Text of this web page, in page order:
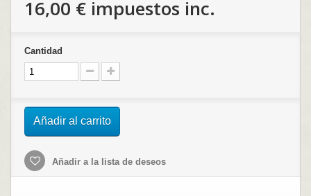
16,00 € impuestos inc.
Cantidad
Añadir al carrito
Añadir a la lista de deseos